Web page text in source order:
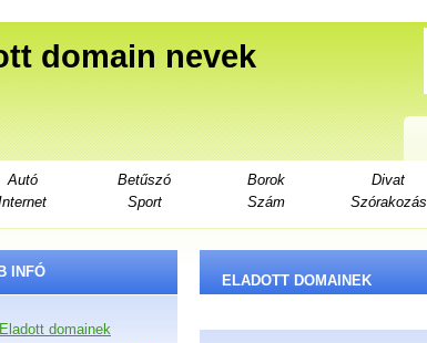
domain nevek
Autó Betűszó Borok Divat
Sport Szám Szórakozás
INFÓ
Eladott domainek
ELADOTT DOMAINEK